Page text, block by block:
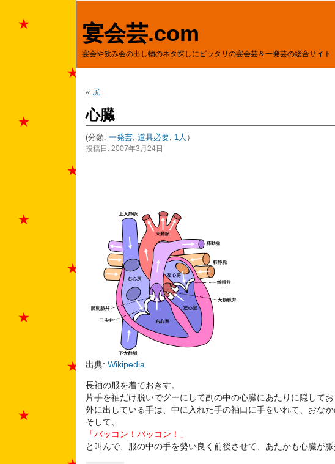
宴会芸.com
宴会や飲み会の出し物のネタ探しにピッタリの宴会芸＆一発芸の総合サイト
« 尻
心臓
(分類: 一発芸, 道具必要, 1人 ）
投稿日: 2007年3月24日
出典: Wikipedia
長袖の服を着ておきす。
片手を袖だけ脱いでグーにして副の中の心臓にあたりに隠してお
外に出している手は、中に入れた手の袖口に手をいれて、おな
そして、
「バッコン！バッコン！」
と叫んで、服の中の手を勢い良く前後させて、あたかも心臓が脈